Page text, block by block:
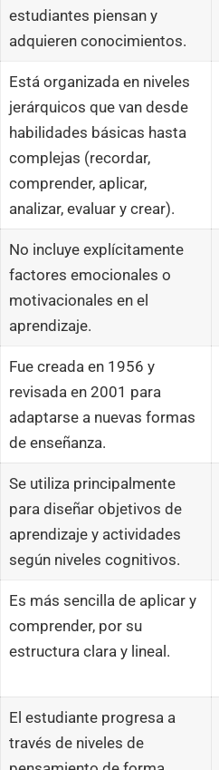
estudiantes piensan y
adquieren conocimientos.
Está organizada en niveles
jerárquicos que van desde
habilidades básicas hasta
complejas (recordar,
comprender, aplicar,
analizar, evaluar y crear).
No incluye explícitamente
factores emocionales o
motivacionales en el
aprendizaje.
Fue creada en 1956 y
revisada en 2001 para
adaptarse a nuevas formas
de enseñanza.
Se utiliza principalmente
para diseñar objetivos de
aprendizaje y actividades
según niveles cognitivos.
Es más sencilla de aplicar y
comprender, por su
estructura clara y lineal.
El estudiante progresa a
través de niveles de